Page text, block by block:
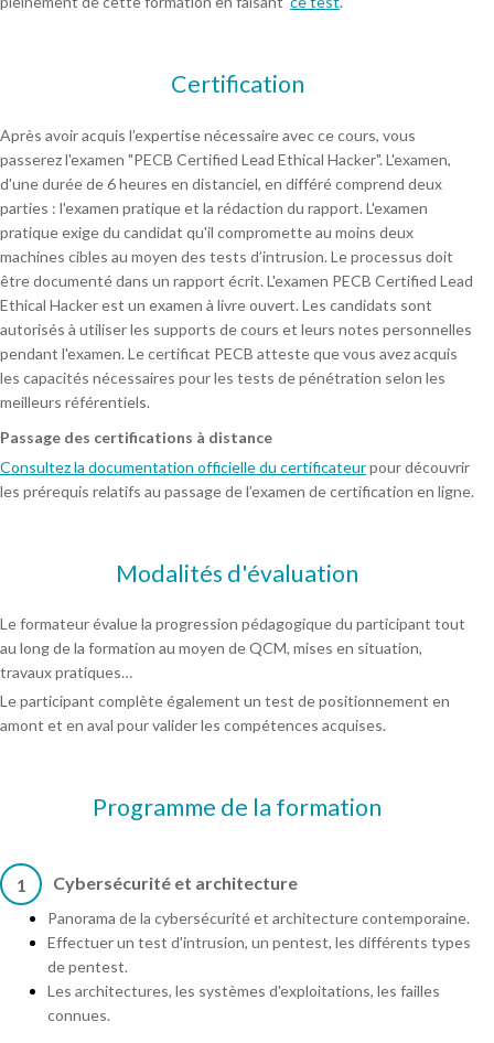
Certification
Après avoir acquis l’expertise nécessaire avec ce cours, vous
passerez l'examen "PECB Certified Lead Ethical Hacker". L'examen,
d'une durée de 6 heures en distanciel, en différé comprend deux
parties : l'examen pratique et la rédaction du rapport. L'examen
pratique exige du candidat qu'il compromette au moins deux
machines cibles au moyen des tests d’intrusion. Le processus doit
être documenté dans un rapport écrit. L'examen PECB Certified Lead
Ethical Hacker est un examen à livre ouvert. Les candidats sont
autorisés à utiliser les supports de cours et leurs notes personnelles
pendant l'examen. Le certificat PECB atteste que vous avez acquis
les capacités nécessaires pour les tests de pénétration selon les
meilleurs référentiels.
Passage des certifications à distance
Consultez la documentation officielle du certificateurpour découvrir
les prérequis relatifs au passage de l’examen de certification en ligne.
Modalités d'évaluation
Le formateur évalue la progression pédagogique du participant tout
au long de la formation au moyen de QCM, mises en situation,
travaux pratiques…
Le participant complète également un test de positionnement en
amont et en aval pour valider les compétences acquises.
Programme de la formation
1 Cybersécurité et architecture
Panorama de la cybersécurité et architecture contemporaine.
Effectuer un test d'intrusion, un pentest, les différents types
de pentest.
Les architectures, les systèmes d'exploitations, les failles
connues.